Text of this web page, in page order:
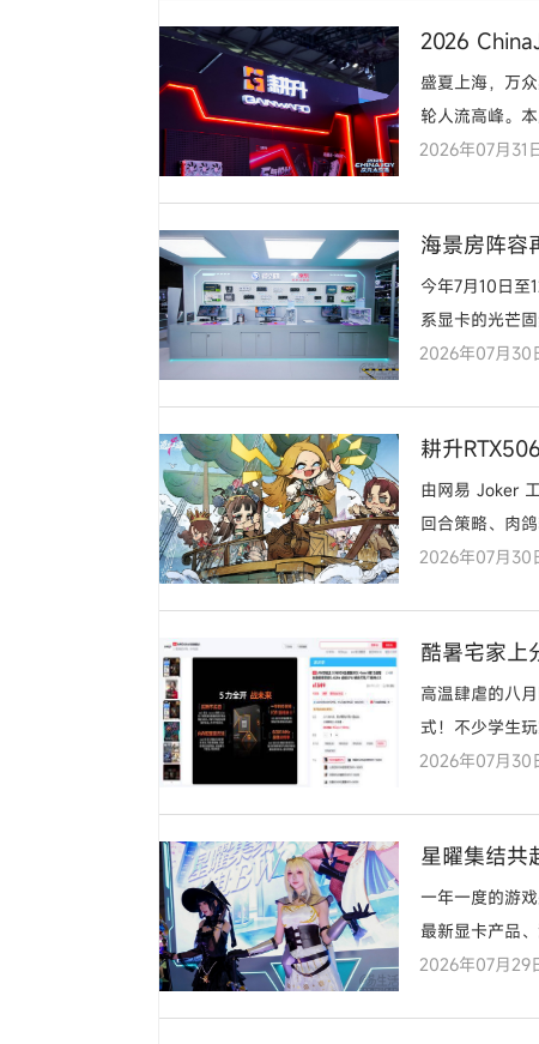
2026
盛夏上海，万
轮人流高峰。
者带来沉浸式科
2026年07月31
海景房阵容
今年7月10日
系显卡的光芒
全新机电散产
2026年07月30
耕升
由网易 Joker
回合策略、肉
为载体，用 “
2026年07月30
酷暑宅家上
首选
高温肆虐的八
式！不少学生
下…………
2026年07月30
星曜集结共
一年一度的游
最新显卡产品
一场属于科技
2026年07月29